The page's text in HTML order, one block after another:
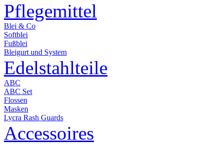
Pflegemittel
Blei & Co
Softblei
Fußblei
Bleigurt und System
Edelstahlteile
ABC
ABC Set
Flossen
Masken
Lycra Rash Guards
Accessoires